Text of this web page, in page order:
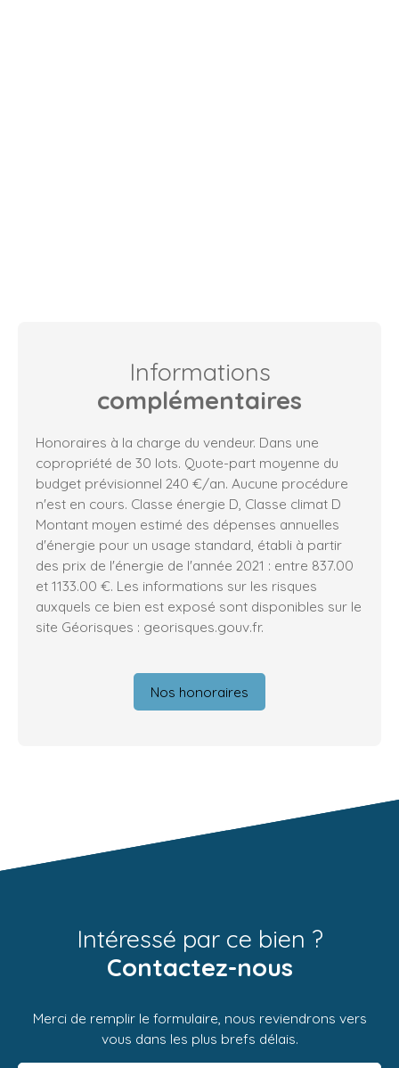
Informations
complémentaires
Honoraires à la charge du vendeur. Dans une
copropriété de 30 lots. Quote-part moyenne du
budget prévisionnel 240 €/an. Aucune procédure
n'est en cours. Classe énergie D, Classe climat D
Montant moyen estimé des dépenses annuelles
d'énergie pour un usage standard, établi à partir
des prix de l'énergie de l'année 2021 : entre 837.00
et 1133.00 €. Les informations sur les risques
auxquels ce bien est exposé sont disponibles sur le
site Géorisques : georisques.gouv.fr.
Nos honoraires
Intéressé par ce bien ?
Contactez-nous
Merci de remplir le formulaire, nous reviendrons vers
vous dans les plus brefs délais.